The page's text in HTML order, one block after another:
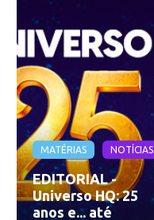
MATÉRIAS NOTÍCIAS
EDITORIAL -
Universo HQ: 25
anos e... até